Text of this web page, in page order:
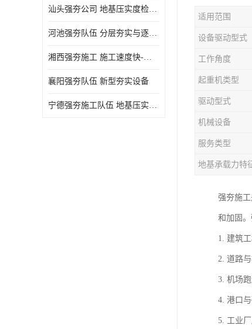
汕头强夯公司 地基压实度检测方法与标准
河池强夯队伍 分层夯实与逐层检测技术
湘西强夯施工 施工速度快-施耐用性强
襄阳强夯队伍 新型夯实设备
宁德强夯施工队伍 地基压实度检测方法与标准
适用范围
设备驱动型式
工作角度
起重机类型
驱动型式
机械设备
服务类型
地基承载力特
强夯施
和加固。
1. 建筑
2. 道路
3. 机场
4. 港口
5. 工业